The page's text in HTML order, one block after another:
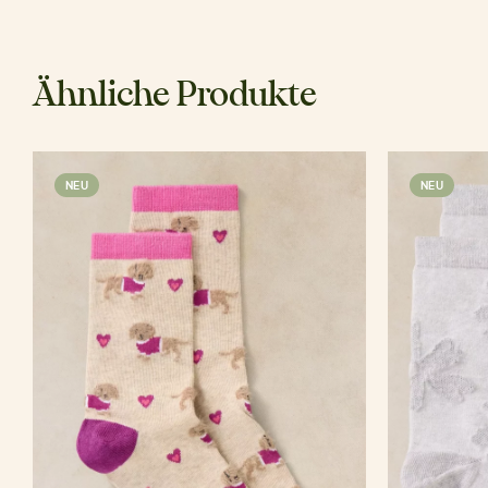
Ähnliche Produkte
NEU NEU